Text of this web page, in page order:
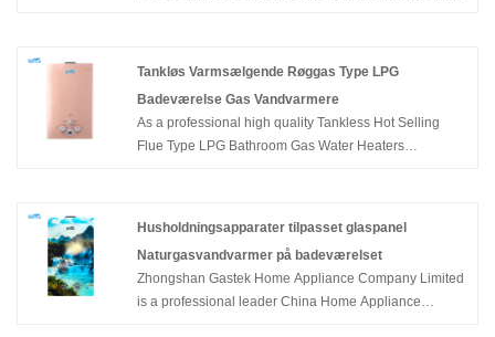
Company Limited ser frem til at samarbejde med dig.
Tankløs Varmsælgende Røggas Type LPG
Badeværelse Gas Vandvarmere
As a professional high quality Tankless Hot Selling
Flue Type LPG Bathroom Gas Water Heaters
Company Limited and we will offer you the best after-
sale service and timely delivery.
Husholdningsapparater tilpasset glaspanel
Naturgasvandvarmer på badeværelset
Zhongshan Gastek Home Appliance Company Limited
is a professional leader China Home Appliance